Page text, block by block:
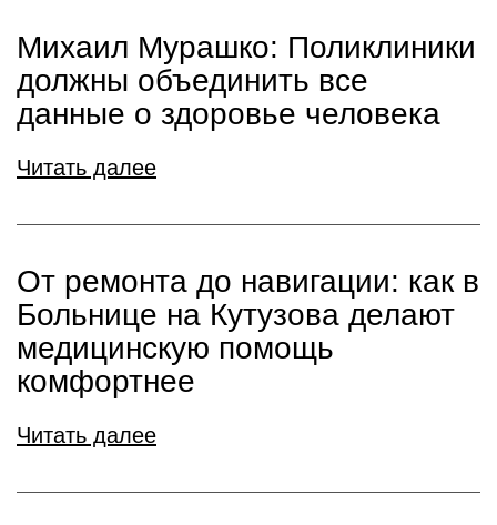
Михаил Мурашко: Поликлиники
должны объединить все
данные о здоровье человека
Читать далее
От ремонта до навигации: как в
Больнице на Кутузова делают
медицинскую помощь
комфортнее
Читать далее